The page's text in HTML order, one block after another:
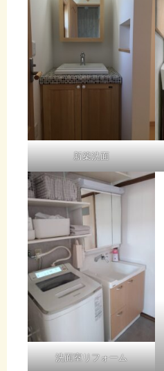
新築洗面
洗面室リフォーム